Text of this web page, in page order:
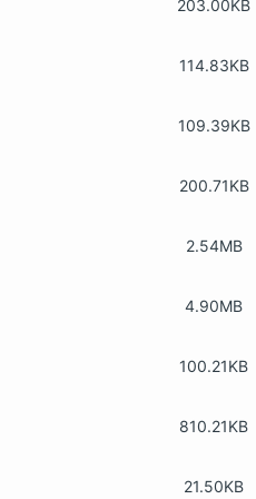
203.00KB
114.83KB
109.39KB
200.71KB
2.54MB
4.90MB
100.21KB
810.21KB
21.50KB